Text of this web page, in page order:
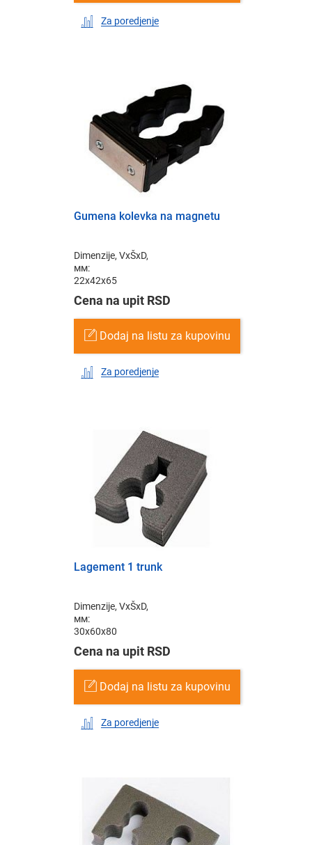
Za poredjenje
Gumena kolevka na magnetu
Dimenzije, VxŠxD,
мм:
22x42x65
Cena na upit RSD
Dodaj na listu za kupovinu
Za poredjenje
Lagement 1 trunk
Dimenzije, VxŠxD,
мм:
30x60x80
Cena na upit RSD
Dodaj na listu za kupovinu
Za poredjenje